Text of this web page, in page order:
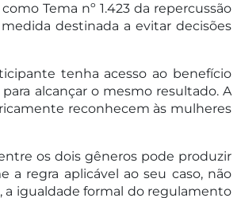
Tema nº 1.423 da repercussão
destinada a evitar decisões
tenha acesso ao benefício
alcançar o mesmo resultado. A
reconhecem às mulheres
os dois gêneros pode produzir
a regra aplicável ao seu caso, não
igualdade formal do regulamento